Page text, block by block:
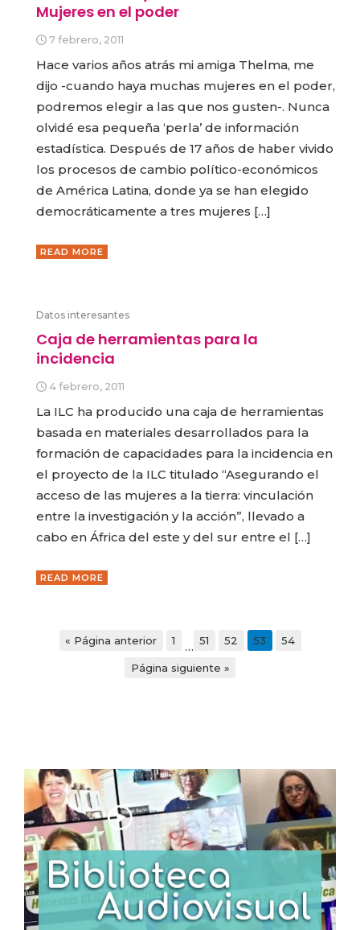
Mujeres en el poder
7 febrero, 2011
Hace varios años atrás mi amiga Thelma, me
dijo -cuando haya muchas mujeres en el poder,
podremos elegir a las que nos gusten-. Nunca
olvidé esa pequeña ‘perla’ de información
estadística. Después de 17 años de haber vivido
los procesos de cambio político-económicos
de América Latina, donde ya se han elegido
democráticamente a tres mujeres […]
READ MORE
Datos interesantes
Caja de herramientas para la
incidencia
4 febrero, 2011
La ILC ha producido una caja de herramientas
basada en materiales desarrollados para la
formación de capacidades para la incidencia en
el proyecto de la ILC titulado “Asegurando el
acceso de las mujeres a la tierra: vinculación
entre la investigación y la acción”, llevado a
cabo en África del este y del sur entre el […]
READ MORE
« Página anterior 1 … 51 52 53 54
Página siguiente »